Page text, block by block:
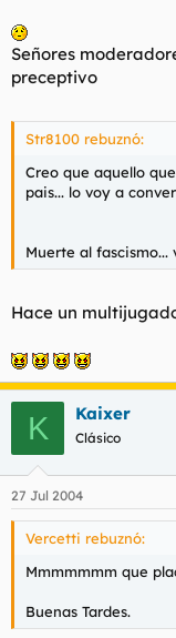
Señores
preceptivo
Str8100 rebuznó:
Creo que aquello
pais... lo voy a
Muerte al
Hace un
K Kaixer
Clásico
27 Jul 2004
Vercetti rebuznó:
Mmmmmmm que
Buenas Tardes.